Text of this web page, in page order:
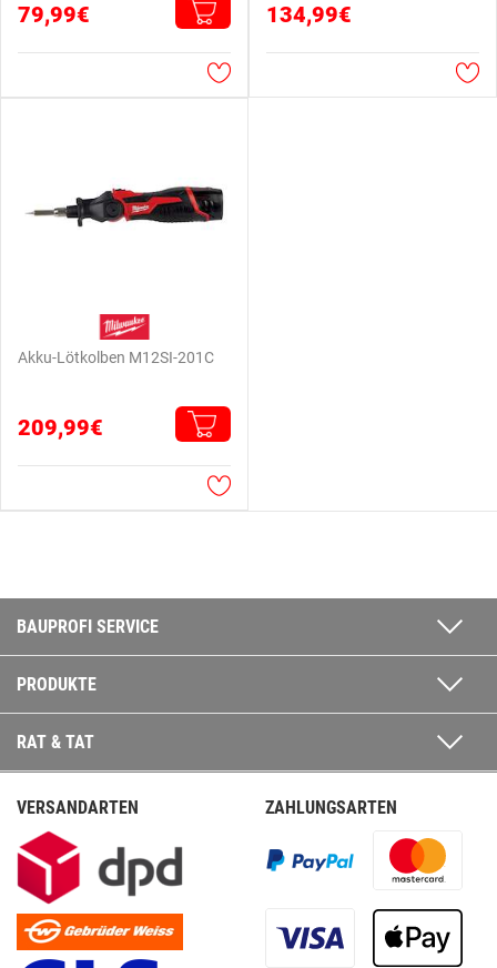
79,99€ 134,99€
Akku-Lötkolben M12SI-201C
209,99€
BAUPROFI SERVICE
PRODUKTE
RAT & TAT
VERSANDARTEN ZAHLUNGSARTEN